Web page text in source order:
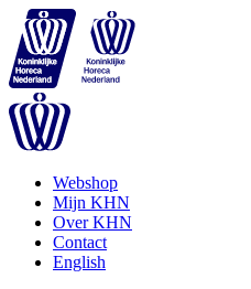
Webshop
Mijn KHN
Over KHN
Contact
English